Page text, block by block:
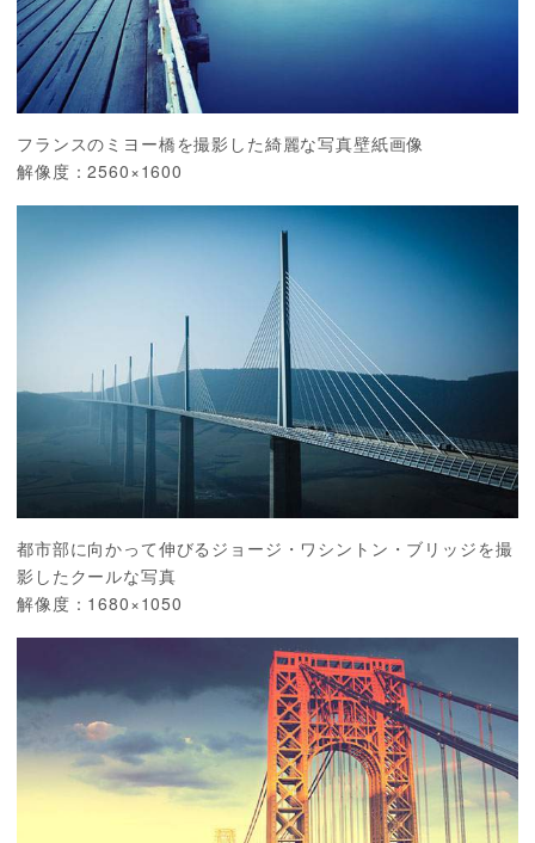
フランスのミヨー橋を撮影した綺麗な写真壁紙画像
解像度：2560×1600
都市部に向かって伸びるジョージ・ワシントン・ブリッジを撮
影したクールな写真
解像度：1680×1050